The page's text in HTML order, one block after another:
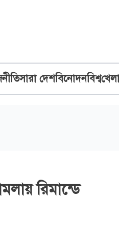
সারা দেশবিনোদনবিশ্বখেলা
রিমান্ডে